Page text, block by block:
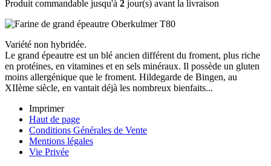
Produit commandable jusqu'à 2 jour(s) avant la livraison
Variété non hybridée.
Le grand épeautre est un blé ancien différent du froment, plus riche
en protéines, en vitamines et en sels minéraux. Il possède un gluten
moins allergénique que le froment. Hildegarde de Bingen, au
XIIème siècle, en vantait déjà les nombreux bienfaits...
Imprimer
Haut de page
Conditions Générales de Vente
Mentions légales
Vie Privée